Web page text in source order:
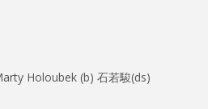
Holoubek (b) 石若駿(ds)